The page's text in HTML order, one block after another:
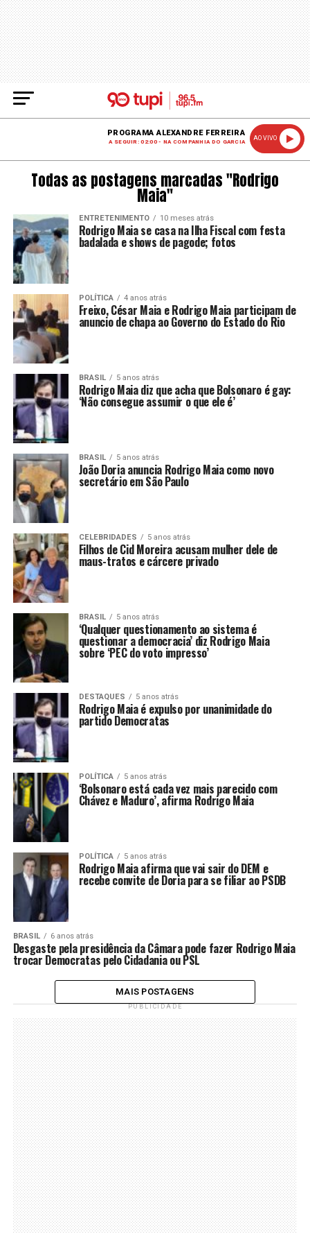
PROGRAMA ALEXANDRE FERREIRA
A SEGUIR: 02:00 - NA COMPANHIA DO GARCIA
AO VIVO
Todas as postagens marcadas "Rodrigo
Maia"
ENTRETENIMENTO 10 meses atrás
Rodrigo Maia se casa na Ilha Fiscal com festa
badalada e shows de pagode; fotos
POLÍTICA 4 anos atrás
Freixo, César Maia e Rodrigo Maia participam de
anuncio de chapa ao Governo do Estado do Rio
BRASIL 5 anos atrás
Rodrigo Maia diz que acha que Bolsonaro é gay:
‘Não consegue assumir o que ele é’
BRASIL 5 anos atrás
João Doria anuncia Rodrigo Maia como novo
secretário em São Paulo
CELEBRIDADES 5 anos atrás
Filhos de Cid Moreira acusam mulher dele de
maus-tratos e cárcere privado
BRASIL 5 anos atrás
‘Qualquer questionamento ao sistema é
questionar a democracia’ diz Rodrigo Maia
sobre ‘PEC do voto impresso’
DESTAQUES 5 anos atrás
Rodrigo Maia é expulso por unanimidade do
partido Democratas
POLÍTICA 5 anos atrás
‘Bolsonaro está cada vez mais parecido com
Chávez e Maduro’, afirma Rodrigo Maia
POLÍTICA 5 anos atrás
Rodrigo Maia afirma que vai sair do DEM e
recebe convite de Doria para se filiar ao PSDB
BRASIL 6 anos atrás
Desgaste pela presidência da Câmara pode fazer Rodrigo Maia
trocar Democratas pelo Cidadania ou PSL
MAIS POSTAGENS
PUBLICIDADE